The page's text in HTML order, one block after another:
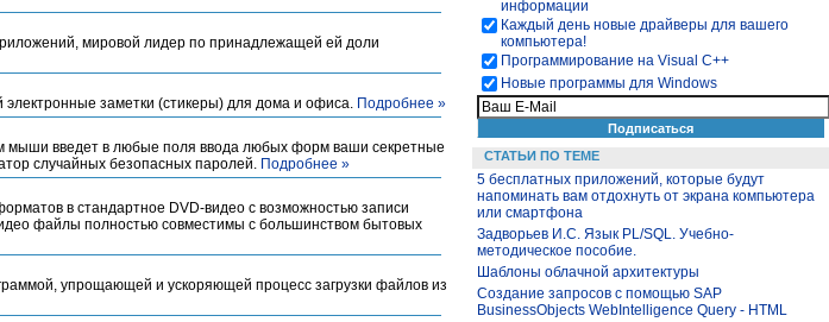
мировой лидер по принадлежащей ей доли
заметки (стикеры) для дома и офиса. Подробнее »
мыши введет в любые поля ввода любых форм ваши секретные
случайных безопасных паролей. Подробнее »
в стандартное DVD-видео с возможностью записи
файлы полностью совместимы с большинством бытовых
упрощающей и ускоряющей процесс загрузки файлов из
информации
Каждый день новые драйверы для вашего
компьютера!
Программирование на Visual С++
Новые программы для Windows
СТАТЬИ ПО ТЕМЕ
5 бесплатных приложений, которые будут
напоминать вам отдохнуть от экрана компьютера
или смартфона
Задворьев И.С. Язык PL/SQL. Учебно-
методическое пособие.
Шаблоны облачной архитектуры
Создание запросов с помощью SAP
BusinessObjects WebIntelligence Query - HTML